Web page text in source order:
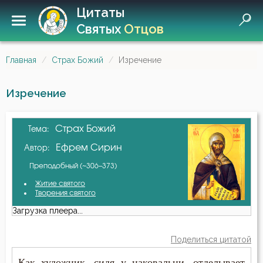
Цитаты
СвятыхОтцов
Главная Страх Божий Изречение
Изречение
Тема: Страх Божий
Автор: Ефрем Сирин
Преподобный (~306–373)
Житие святого
Творения святого
Загрузка плеера...
Поделиться цитатой